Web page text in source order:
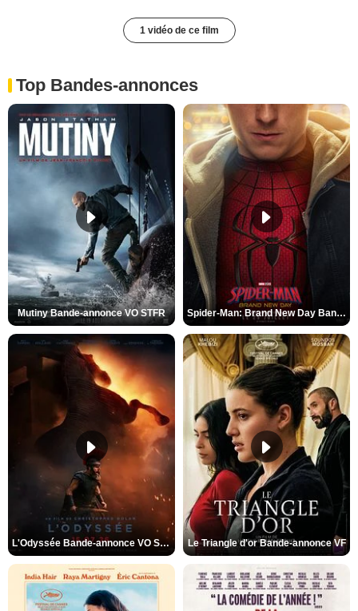
1 vidéo de ce film
Top Bandes-annonces
Mutiny Bande-annonce VO STFR Spider-Man: Brand New Day Bande-annonce VO STFR
L'Odyssée Bande-annonce VO STFR Le Triangle d'or Bande-annonce VF